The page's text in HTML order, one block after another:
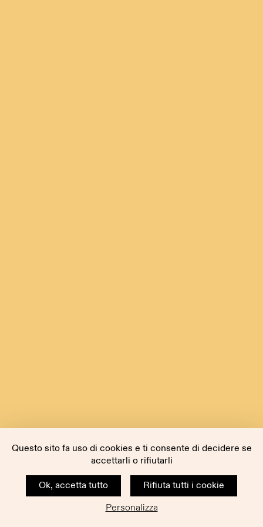
Questo sito fa uso di cookies e ti consente di decidere se
accettarli o rifiutarli
Ok, accetta tutto
Rifiuta tutti i cookie
Personalizza